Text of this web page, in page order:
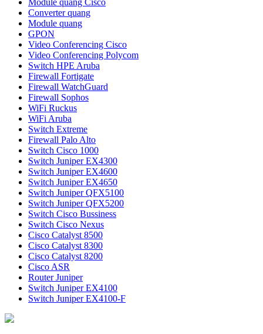
Module quang Cisco
Converter quang
Module quang
GPON
Video Conferencing Cisco
Video Conferencing Polycom
Switch HPE Aruba
Firewall Fortigate
Firewall WatchGuard
Firewall Sophos
WiFi Ruckus
WiFi Aruba
Switch Extreme
Firewall Palo Alto
Switch Cisco 1000
Switch Juniper EX4300
Switch Juniper EX4600
Switch Juniper EX4650
Switch Juniper QFX5100
Switch Juniper QFX5200
Switch Cisco Bussiness
Switch Cisco Nexus
Cisco Catalyst 8500
Cisco Catalyst 8300
Cisco Catalyst 8200
Cisco ASR
Router Juniper
Switch Juniper EX4100
Switch Juniper EX4100-F